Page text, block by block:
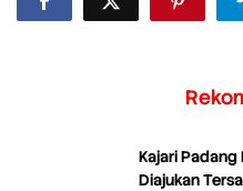
Kajari Padang
Diajukan